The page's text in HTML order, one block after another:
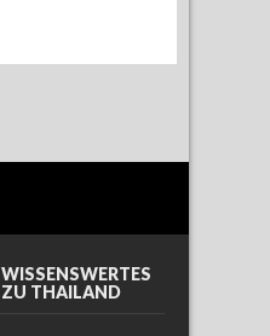
WISSENSWERTES
ZU THAILAND